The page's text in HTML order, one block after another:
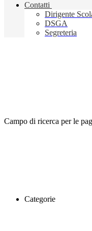
Contatti
Dirigente
DSGA
Segreteria
Campo di ricerca per le
Categorie